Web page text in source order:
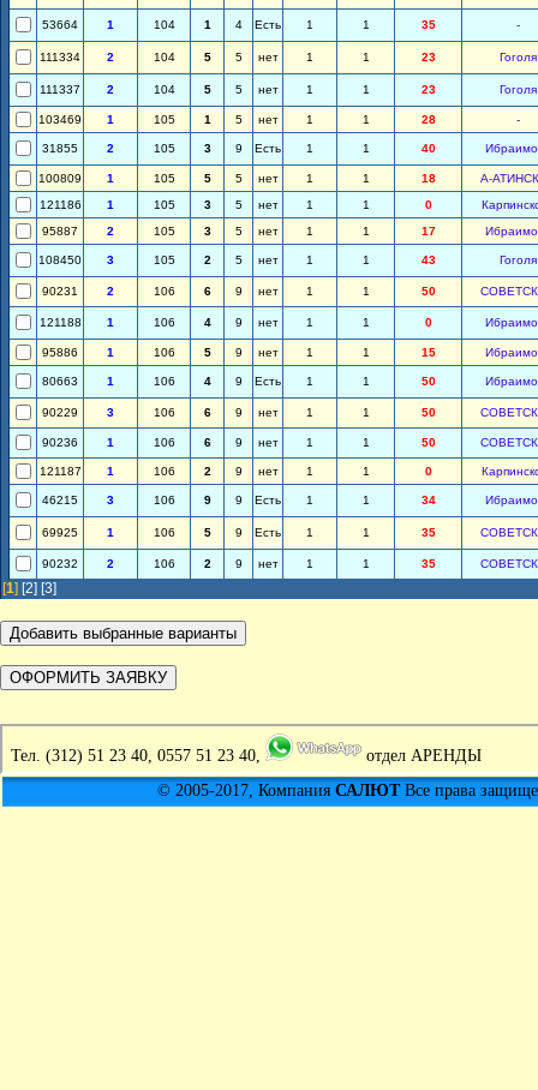
53664 1 104 1 4 Есть 1 1 35 -
111334 2 104 5 5 нет 1 1 23 Гоголя
111337 2 104 5 5 нет 1 1 23 Гоголя
103469 1 105 1 5 нет 1 1 28 -
31855 2 105 3 9 Есть 1 1 40
100809 1 105 5 5 нет 1 1 18
А-
121186
1 105 3 5 нет 1 1 0
95887
2 105 3 5 нет 1 1 17
108450 3 105 2 5 нет 1 1 43 Гоголя
90231 2 106 6 9 нет 1 1 50
121188 1 106 4 9 нет 1 1 0
95886 1 106 5 9 нет 1 1 15
80663 1 106 4 9 Есть 1 1 50
90229 3 106 6 9 нет 1 1 50
90236 1 106 6 9 нет 1 1 50
121187 1 106 2 9 нет 1 1 0
46215 3 106 9 9 Есть 1 1 34
69925 1 106 5 9 Есть 1 1 35
90232 2 106 2 9 нет 1 1 35
[1] [2] [3]
Тел. (312) 51 23 40, 0557 51 23 40,
отдел АРЕНДЫ
© 2005-2017, Компания САЛЮТВсе права